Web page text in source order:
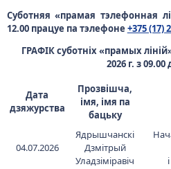
Суботняя «прамая тэлефонная
12.00 працуе па тэлефоне +375 (17)
ГРАФІК суботніх «прамых
2026 г. з 09.00
Дата
дзяжурства
Прозвішча,
імя, імя па
бацьку
04.07.2026
Ядрышчанскі
Дзмітрый
Уладзіміравіч